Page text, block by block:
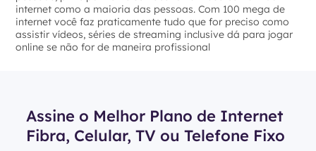
internet como a maioria das pessoas. Com 100 mega de
internet você faz praticamente tudo que for preciso como
assistir vídeos, séries de streaming inclusive dá para jogar
online se não for de maneira profissional
Assine o Melhor Plano de Internet
Fibra, Celular, TV ou Telefone Fixo